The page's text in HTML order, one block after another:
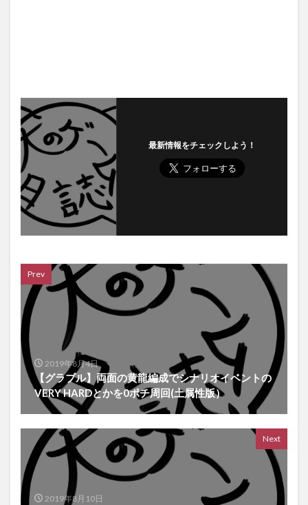
最新情報をチェックしよう！
Prev
2019年8月4日
【グラブル】両面の黄龍編成でシナリオイベントの
VERY HARDとかを0ポチ周回(土属性版）
Next
2019年8月10日